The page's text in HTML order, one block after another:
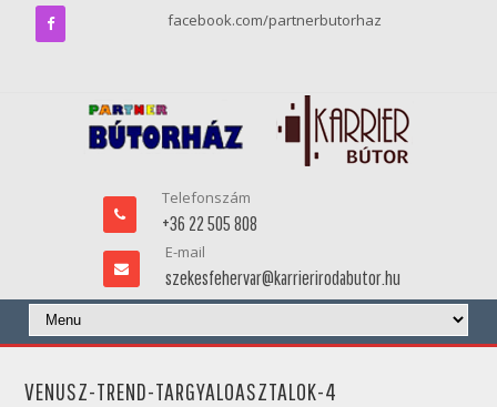
facebook.com/partnerbutorhaz
Telefonszám
+36 22 505 808
E-mail
szekesfehervar@karrierirodabutor.hu
VENUSZ-TREND-TARGYALOASZTALOK-4